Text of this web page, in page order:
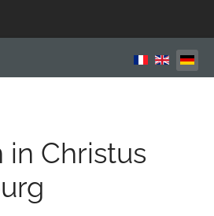
Sprache
in Christus